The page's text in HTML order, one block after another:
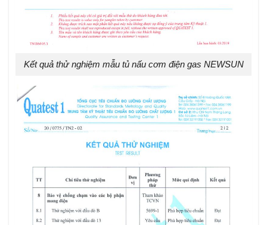
Kết quả thử nghiệm mẫu tủ nấu cơm điện gas NEWSUN